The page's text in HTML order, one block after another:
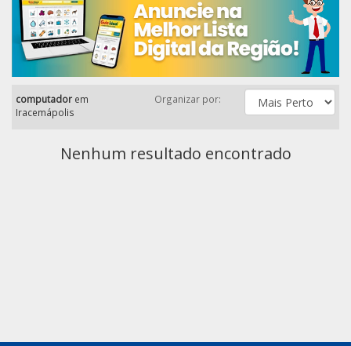
computador em
Iracemápolis
Organizar por:
Nenhum resultado encontrado